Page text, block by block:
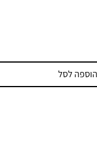
הוספה לסל